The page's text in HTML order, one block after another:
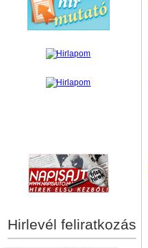
Hirlevél feliratkozás